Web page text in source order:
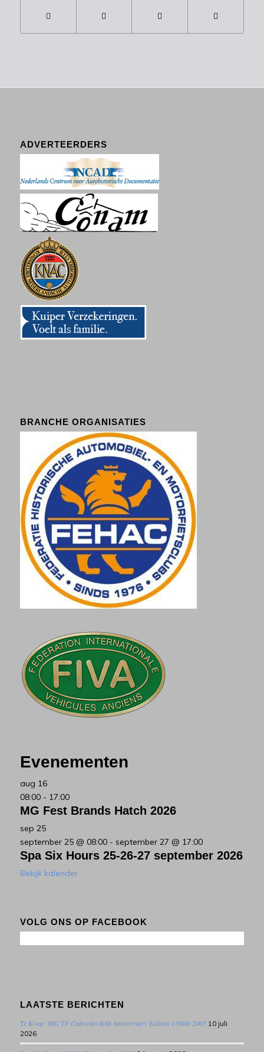
ADVERTEERDERS
BRANCHE ORGANISATIES
Evenementen
aug 16
08:00- 17:00
MG Fest Brands Hatch 2026
sep 25
september 25 @ 08:00- september 27 @ 17:00
Spa Six Hours 25-26-27 september 2026
Bekijk kalender
VOLG ONS OP FACEBOOK
LAATSTE BERICHTEN
Te Koop: MG TF Cabriolet 80th Anniversary Edition 1/1600 2005 10 juli
2026